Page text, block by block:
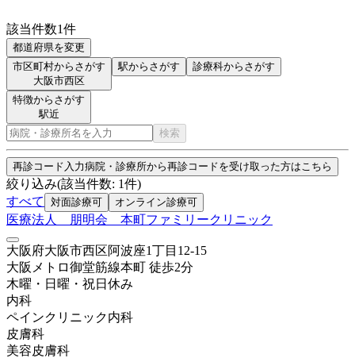
該当件数1件
都道府県を変更
市区町村からさがす
大阪市西区
駅からさがす 診療科からさがす
特徴からさがす
駅近
検索
再診コード入力病院・診療所から再診コードを受け取った方はこちら
絞り込み(該当件数: 1件)
すべて
対面診療可 オンライン診療可
医療法人 朋明会 本町ファミリークリニック
大阪府大阪市西区阿波座1丁目12-15
大阪メトロ御堂筋線本町 徒歩2分
木曜・日曜・祝日 休み
内科
ペインクリニック内科
皮膚科
美容皮膚科